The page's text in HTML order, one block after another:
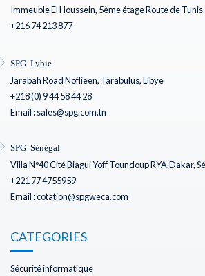
Immeuble El Houssein, 5ème étage Route de Tunis
+216 74 213 877
SPG Lybie
Jarabah Road Noflieen, Tarabulus, Libye
+218 (0) 9 44 58 44 28
Email : sales@spg.com.tn
SPG Sénégal
Villa N°40 Cité Biagui Yoff Toundoup RYA,Dakar,
+221 77 4755959
Email : cotation@spgweca.com
CATEGORIES
Sécurité informatique